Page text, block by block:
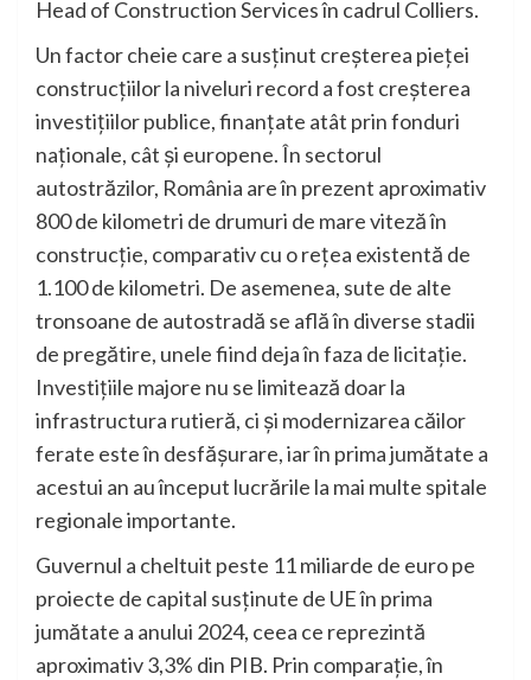
Head of Construction Services în cadrul Colliers.
Un factor cheie care a susținut creșterea pieței
construcțiilor la niveluri record a fost creșterea
investițiilor publice, finanțate atât prin fonduri
naționale, cât și europene. În sectorul
autostrăzilor, România are în prezent aproximativ
800 de kilometri de drumuri de mare viteză în
construcție, comparativ cu o rețea existentă de
1.100 de kilometri. De asemenea, sute de alte
tronsoane de autostradă se află în diverse stadii
de pregătire, unele fiind deja în faza de licitație.
Investițiile majore nu se limitează doar la
infrastructura rutieră, ci și modernizarea căilor
ferate este în desfășurare, iar în prima jumătate a
acestui an au început lucrările la mai multe spitale
regionale importante.
Guvernul a cheltuit peste 11 miliarde de euro pe
proiecte de capital susținute de UE în prima
jumătate a anului 2024, ceea ce reprezintă
aproximativ 3,3% din PIB. Prin comparație, în